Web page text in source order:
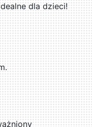
dla dzieci!